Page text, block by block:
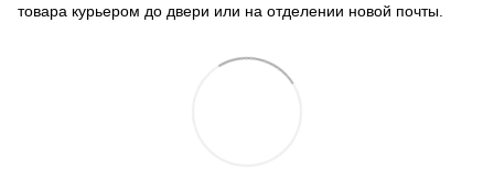
товара курьером до двери или на отделении новой почты.